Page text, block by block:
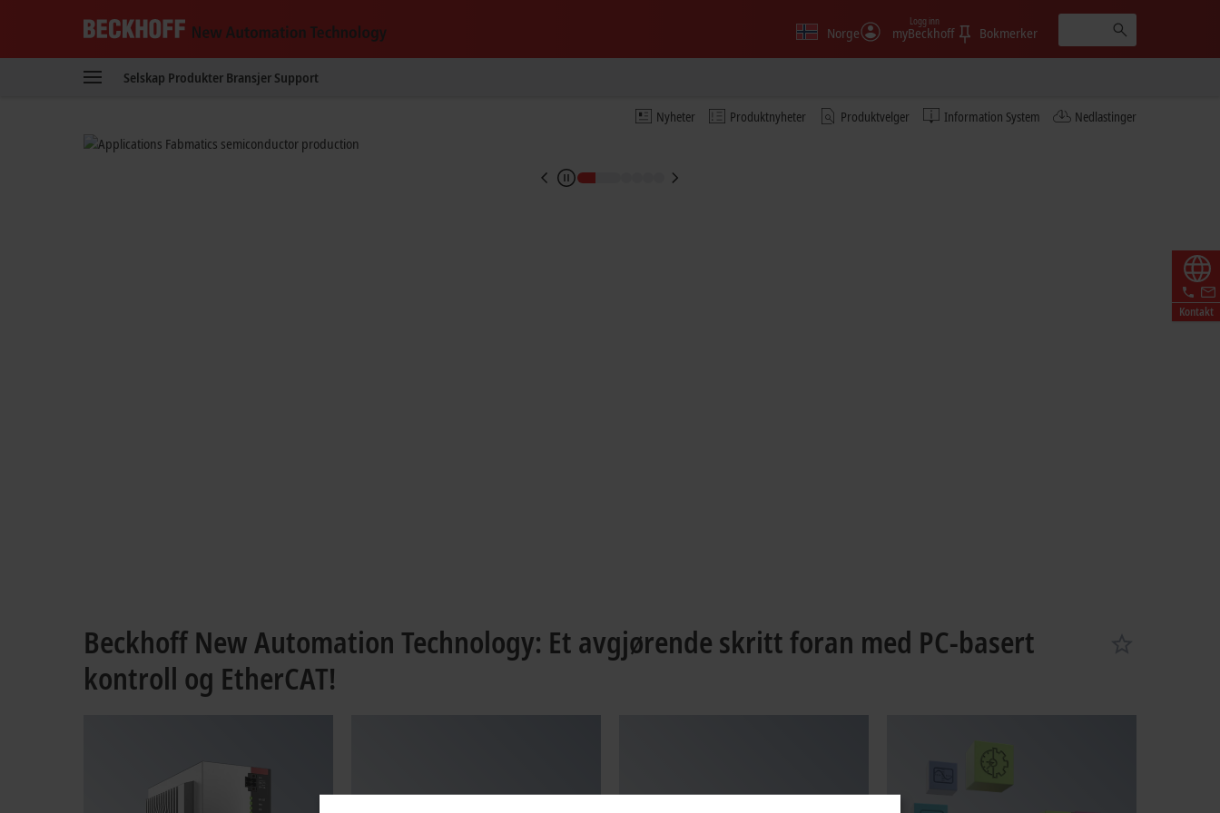
New
Norge myBeckhoff
Logg inn
Bokmerker
Selskap Produkter Bransjer Support
Nyheter Produktnyheter Produktvelger Information System Nedlastinger
Kontakt
Reduced set-up times and seamless traceability
Automated test wafer handling in semiconductor production
Beckhoff New Automation Technology: Et avgjørende skritt foran med PC-basert
kontroll og EtherCAT!